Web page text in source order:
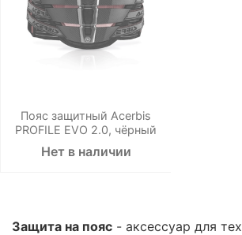
Пояс защитный Acerbis
PROFILE EVO 2.0, чёрный
Нет в наличии
Защита на пояс - аксессуар для тех